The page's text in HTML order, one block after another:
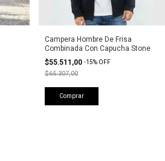
Campera Hombre De Frisa
Combinada Con Capucha Stone
$55.511,00 -15% OFF
$65.307,00
Comprar